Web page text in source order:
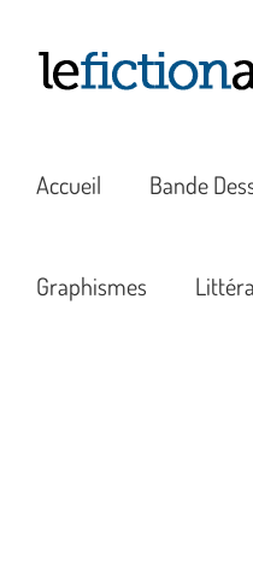
contenu
Accueil Bande
Graphismes